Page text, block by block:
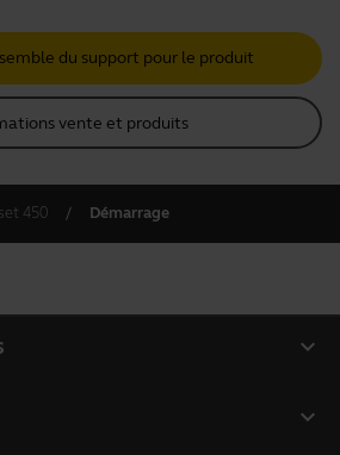
du support pour le produit
vente et produits
450 Démarrage
expand_more
expand_more